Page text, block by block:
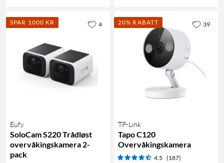
SPAR 1000 KR
Eufy
SoloCam S220 Trådløst
overvåkingskamera 2-
pack
4 20% RABATT
TP-Link
Tapo C120
Overvåkingskamera
4.5 (187)
39